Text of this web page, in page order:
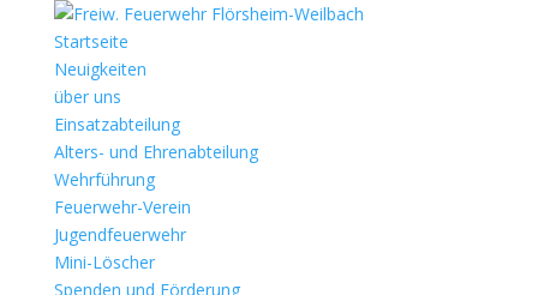
Startseite
Neuigkeiten
über uns
Einsatzabteilung
Alters- und Ehrenabteilung
Wehrführung
Feuerwehr-Verein
Jugendfeuerwehr
Mini-Löscher
Spenden und Förderung